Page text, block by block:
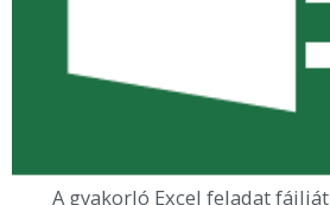
A gyakorló Excel feladat fájlját